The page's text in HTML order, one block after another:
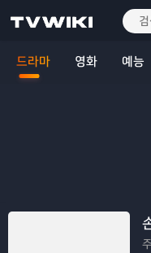
드라마 영화 예능